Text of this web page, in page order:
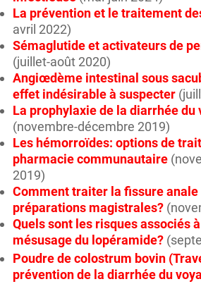
La prévention et le traitement
avril 2022)
Sémaglutide et activateurs de
(juillet-août 2020)
Angiœdème intestinal sous
effet indésirable à suspecter
La prophylaxie de la diarrhée du
(novembre-décembre 2019)
Les hémorroïdes: options de
pharmacie communautaire
2019)
Comment traiter la fissure anale
préparations magistrales?
Quels sont les risques associés à
mésusage du lopéramide?
Poudre de colostrum bovin
prévention de la diarrhée du